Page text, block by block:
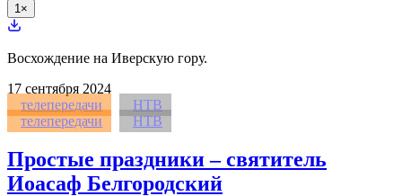
1×
Восхождение на Иверскую гору.
17 сентября 2024
телепередачи
НТВ
телепередачи
НТВ
Простые праздники – святитель
Иоасаф Белгородский